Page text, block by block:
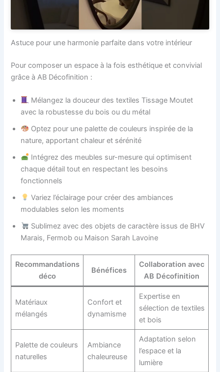
Astuce pour une harmonie parfaite dans votre intérieur
Pour composer un espace à la fois esthétique et convivial
grâce à AB Décofinition :
Mélangez la douceur des textiles Tissage Moutet
avec la robustesse du bois ou du métal
Optez pour une palette de couleurs inspirée de la
nature, apportant chaleur et sérénité
Intégrez des meubles sur-mesure qui optimisent
chaque détail tout en respectant les besoins
fonctionnels
Variez l’éclairage pour créer des ambiances
modulables selon les moments
Sublimez avec des objets de caractère issus de BHV
Marais, Fermob ou Maison Sarah Lavoine
Recommandations
déco
Bénéfices
Collaboration avec
AB Décofinition
Matériaux
mélangés
Confort et
dynamisme
Expertise en
sélection de textiles
et bois
Palette de couleurs
naturelles
Ambiance
chaleureuse
Adaptation selon
l’espace et la
lumière